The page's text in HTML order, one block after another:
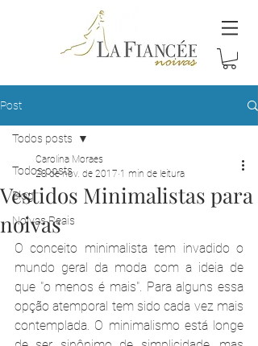
Post
Todos posts
Blog
Noivas Reais
Todos posts
Vestidos Minimalistas para
noivas
Carolina Moraes
28 de nov. de 2017 1 min de leitura
O conceito minimalista tem invadido o
mundo geral da moda com a ideia de
que "o menos é mais". Para alguns essa
opção atemporal tem sido cada vez mais
contemplada. O minimalismo está longe